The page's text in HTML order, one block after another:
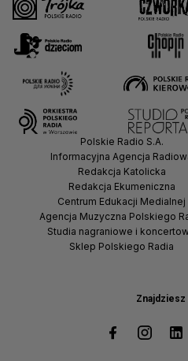
Znajdziesz
Polskie Radio S.A.
Informacyjna Agencja
Redakcja Katolicka
Redakcja Ekumeniczna
Centrum Edukacji Medialnej
Agencja Muzyczna Polskiego
Studia nagraniowe i
Sklep Polskiego Radia